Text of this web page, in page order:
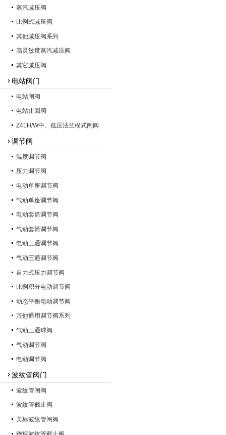
蒸汽减压阀
比例式减压阀
其他减压阀系列
高灵敏度蒸汽减压阀
其它减压阀
电站阀门
电站闸阀
电站止回阀
Z41H/W中、低压法兰楔式闸阀
调节阀
温度调节阀
压力调节阀
电动单座调节阀
气动单座调节阀
电动套筒调节阀
气动套筒调节阀
电动三通调节阀
气动三通调节阀
自力式压力调节阀
比例积分电动调节阀
动态平衡电动调节阀
其他通用调节阀系列
气动三通球阀
气动调节阀
电动调节阀
波纹管阀门
波纹管闸阀
波纹管截止阀
美标波纹管闸阀